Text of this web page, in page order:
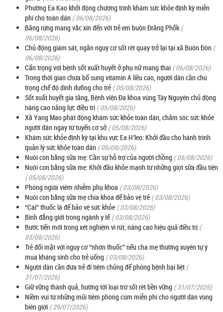
Phường Ea Kao khởi động chương trình khám sức khỏe định kỳ miễn
phí cho toàn dân ( 06/08/2026)
Băng rừng mang vắc xin đến với trẻ em buôn Đrăng Phốk (
06/08/2026)
Chủ động giám sát, ngăn nguy cơ sốt rét quay trở lại tại xã Buôn Đôn (
06/08/2026)
Cẩn trọng với bệnh sốt xuất huyết ở phụ nữ mang thai ( 06/08/2026)
Trong thời gian chưa bổ sung vitamin A liều cao, người dân cần chú
trọng chế độ dinh dưỡng cho trẻ ( 05/08/2026)
Sốt xuất huyết gia tăng, Bệnh viện Đa khoa vùng Tây Nguyên chủ động
nâng cao năng lực điều trị ( 05/08/2026)
Xã Yang Mao phát động khám sức khỏe toàn dân, chăm sóc sức khỏe
người dân ngay từ tuyến cơ sở ( 05/08/2026)
Khám sức khỏe định kỳ tại khu vực Ea H’leo: Khởi đầu cho hành trình
quản lý sức khỏe toàn dân ( 05/08/2026)
Nuôi con bằng sữa mẹ: Cần sự hỗ trợ của người chồng ( 05/08/2026)
Nuôi con bằng sữa mẹ: Khởi đầu khỏe mạnh từ những giọt sữa đầu tiên
( 05/08/2026)
Phòng ngừa viêm nhiễm phụ khoa ( 03/08/2026)
Nuôi con bằng sữa mẹ chìa khóa để bảo vệ trẻ ( 03/08/2026)
“Cai” thuốc lá để bảo vệ sức khỏe ( 03/08/2026)
Bình đẳng giới trong ngành y tế ( 03/08/2026)
Bước tiến mới trong xét nghiệm vi rút, nâng cao hiệu quả điều trị (
03/08/2026)
Trẻ đối mặt với nguy cơ “nhờn thuốc” nếu cha mẹ thường xuyên tự ý
mua kháng sinh cho trẻ uống ( 03/08/2026)
Người dân cần đưa trẻ đi tiêm chủng để phòng bệnh bại liệt (
31/07/2026)
Giữ vững thành quả, hướng tới loại trừ sốt rét bền vững ( 31/07/2026)
Niềm vui từ những mũi tiêm phòng cúm miễn phí cho người dân vùng
biên giới ( 29/07/2026)